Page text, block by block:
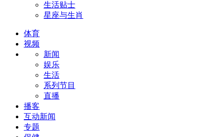
生活贴士
星座与生肖
体育
视频
新闻
娱乐
生活
系列节目
直播
播客
互动新闻
专题